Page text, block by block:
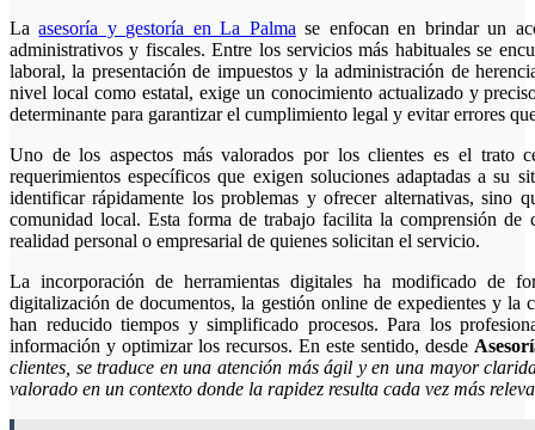
Laasesoría y gestoría en La Palma se enfocan en brindar un
administrativos y fiscales. Entre los servicios más habituales se
laboral, la presentación de impuestos y la administración de
nivel local como estatal, exige un conocimiento actualizado y
determinante para garantizar el cumplimiento legal y evitar errores
Uno de los aspectos más valorados por los clientes es el trato
requerimientos específicos que exigen soluciones adaptadas a su
identificar rápidamente los problemas y ofrecer alternativas, sino
comunidad local. Esta forma de trabajo facilita la comprensión de
realidad personal o empresarial de quienes solicitan el servicio.
La incorporación de herramientas digitales ha modificado de
digitalización de documentos, la gestión online de expedientes y la
han reducido tiempos y simplificado procesos. Para los
información y optimizar los recursos. En este sentido, desde
clientes, se traduce en una atención más ágil y en una mayor
valorado en un contexto donde la rapidez resulta cada vez más